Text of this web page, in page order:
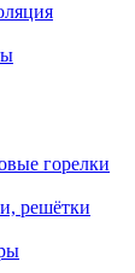
горелки
решётки